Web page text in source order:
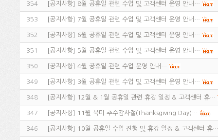
354 [공지사항] 8월 공휴일 관련 수업 및 고객센터 운영 안내…
353 [공지사항] 7월 공휴일 관련 수업 및 고객센터 운영 안내…
352 [공지사항] 6월 공휴일 관련 수업 및 고객센터 운영 안내…
351 [공지사항] 5월 공휴일 관련 수업 및 고객센터 운영 안내…
350 [공지사항] 4월 공휴일 관련 수업 운영 안내…
349 [공지사항] 3월 공휴일 관련 수업 및 고객센터 운영 안내…
348 [공지사항] 12월 & 1월 공휴일 관련 휴강 일정 & 고객센터 휴…
347 [공지사항] 11월 북미 추수감사절(Thanksgiving Day)…
346 [공지사항] 10월 공휴일 수업 진행 및 휴강 일정 & 고객센터 휴…